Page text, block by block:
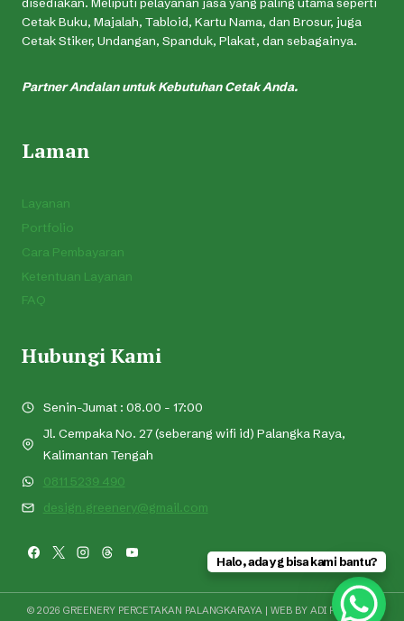
Cetak Buku, Majalah, Tabloid, Kartu Nama, dan Brosur, juga
Cetak Stiker, Undangan, Spanduk, Plakat, dan sebagainya.
Partner Andalan untuk Kebutuhan Cetak Anda.
Laman
Layanan
Portfolio
Cara Pembayaran
Ketentuan Layanan
FAQ
Hubungi Kami
Senin-Jumat : 08.00 - 17:00
Jl. Cempaka No. 27 (seberang wifi id) Palangka Raya,
Kalimantan Tengah
0811 5239 490
design.greenery@gmail.com
© 2026 GREENERY PERCETAKAN PALANGKARAYA | WEB BY ADI PRAMONO
Halo, ada yg bisa kami bantu?